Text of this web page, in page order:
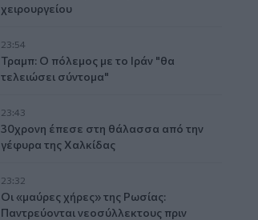
χειρουργείου
23:54
Τραμπ: Ο πόλεμος με το Ιράν "θα
τελειώσει σύντομα"
23:43
30χρονη έπεσε στη θάλασσα από την
γέφυρα της Χαλκίδας
23:32
Οι «μαύρες χήρες» της Ρωσίας:
Παντρεύονται νεοσύλλεκτους πριν